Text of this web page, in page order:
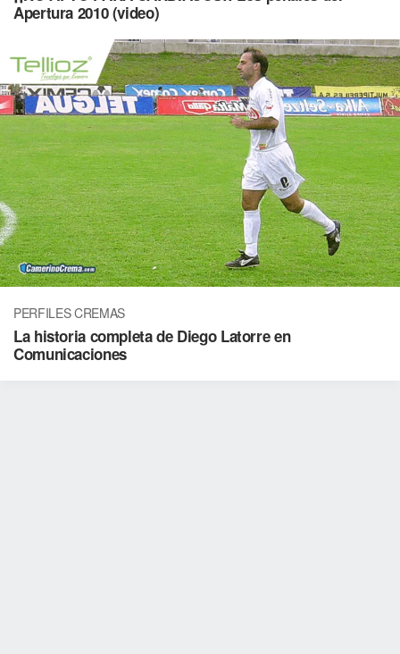
Apertura 2010 (video)
PERFILES CREMAS
La historia completa de Diego Latorre en
Comunicaciones